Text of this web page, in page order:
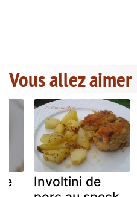
Vous allez aimer
Involtini de